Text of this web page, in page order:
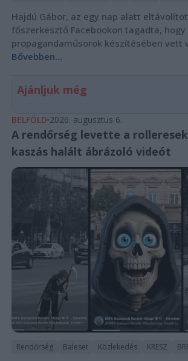
Hajdú Gábor, az egy nap alatt
főszerkesztő Facebookon tagadta, hogy
propagandaműsorok készítésében vett
Bővebben...
Ajánljuk még
BELFÖLD 2026. augusztus 6.
A rendőrség levette a
kaszás halált ábrázoló videót
Rendőrség Baleset Közlekedés KRESZ